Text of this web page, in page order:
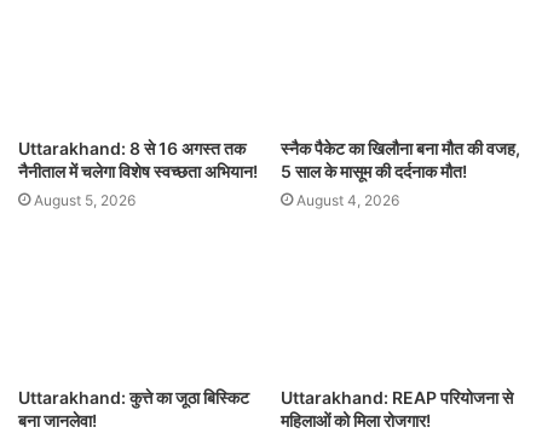
Uttarakhand: 8 से 16 अगस्त तक
नैनीताल में चलेगा विशेष स्वच्छता अभियान!
August 5, 2026
स्नैक पैकेट का खिलौना बना मौत की वजह,
5 साल के मासूम की दर्दनाक मौत!
August 4, 2026
Uttarakhand: कुत्ते का जूठा बिस्किट
बना जानलेवा!
Uttarakhand: REAP परियोजना से
महिलाओं को मिला रोजगार!